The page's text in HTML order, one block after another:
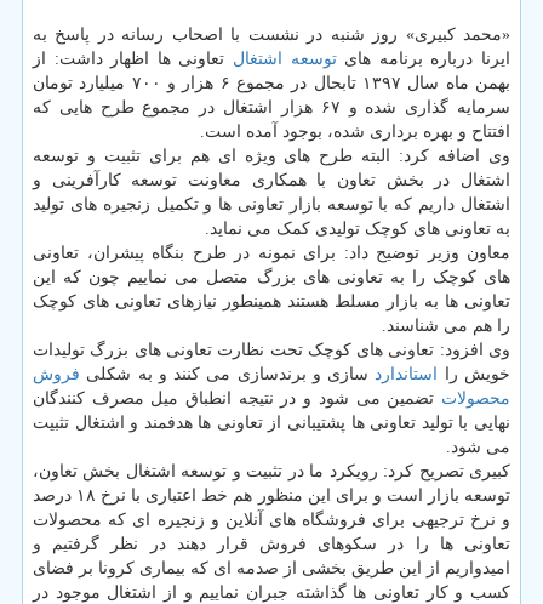
«محمد کبیری» روز شنبه در نشست با اصحاب رسانه در پاسخ به
ایرنا درباره برنامه هایتوسعه اشتغال تعاونی ها اظهار داشت: از
بهمن ماه سال ۱۳۹۷ تابحال در مجموع ۶ هزار و ۷۰۰ میلیارد تومان
سرمایه گذاری شده و ۶۷ هزار اشتغال در مجموع طرح هایی که
افتتاح و بهره برداری شده، بوجود آمده است.
وی اضافه کرد: البته طرح های ویژه ای هم برای تثبیت و توسعه
اشتغال در بخش تعاون با همکاری معاونت توسعه کارآفرینی و
اشتغال داریم که با توسعه بازار تعاونی ها و تکمیل زنجیره های تولید
به تعاونی های کوچک تولیدی کمک می نماید.
معاون وزیر توضیح داد: برای نمونه در طرح بنگاه پیشران، تعاونی
های کوچک را به تعاونی های بزرگ متصل می نماییم چون که این
تعاونی ها به بازار مسلط هستند همینطور نیازهای تعاونی های کوچک
را هم می شناسند.
وی افزود: تعاونی های کوچک تحت نظارت تعاونی های بزرگ تولیدات
خویش را استاندارد سازی و برندسازی می کنند و به شکلی فروش
محصولات تضمین می شود و در نتیجه انطباق میل مصرف کنندگان
نهایی با تولید تعاونی ها پشتیبانی از تعاونی ها هدفمند و اشتغال تثبیت
می شود.
کبیری تصریح کرد: رویکرد ما در تثبیت و توسعه اشتغال بخش تعاون،
توسعه بازار است و برای این منظور هم خط اعتباری با نرخ ۱۸ درصد
و نرخ ترجیهی برای فروشگاه های آنلاین و زنجیره ای که محصولات
تعاونی ها را در سکوهای فروش قرار دهند در نظر گرفتیم و
امیدواریم از این طریق بخشی از صدمه ای که بیماری کرونا بر فضای
کسب و کار تعاونی ها گذاشته جبران نماییم و از اشتغال موجود در